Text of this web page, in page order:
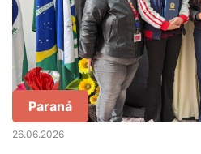
Paraná
26.06.2026